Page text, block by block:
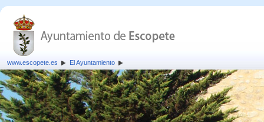
www.escopete.es El Ayuntamiento